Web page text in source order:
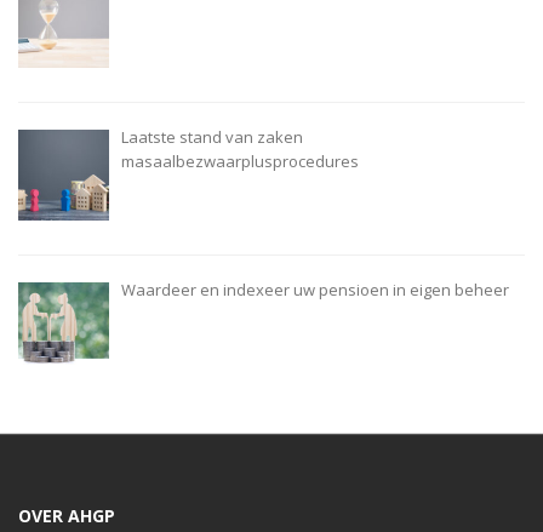
Laatste stand van zaken
masaalbezwaarplusprocedures
Waardeer en indexeer uw pensioen in eigen beheer
OVER AHGP